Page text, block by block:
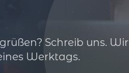
Schreib uns. Wir
Werktags.